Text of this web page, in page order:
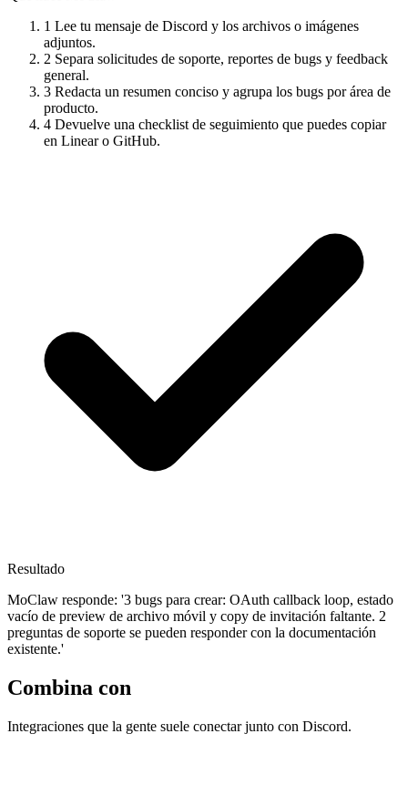
1 Lee tu mensaje de Discord y los archivos o imágenes
adjuntos.
2 Separa solicitudes de soporte, reportes de bugs y feedback
general.
3 Redacta un resumen conciso y agrupa los bugs por área de
producto.
4 Devuelve una checklist de seguimiento que puedes copiar
en Linear o GitHub.
Resultado
MoClaw responde: '3 bugs para crear: OAuth callback loop, estado
vacío de preview de archivo móvil y copy de invitación faltante. 2
preguntas de soporte se pueden responder con la documentación
existente.'
Combina con
Integraciones que la gente suele conectar junto con Discord.